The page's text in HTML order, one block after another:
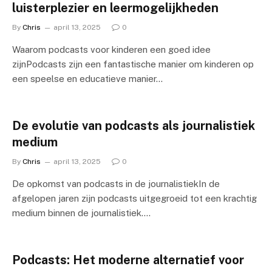
luisterplezier en leermogelijkheden
By Chris april 13, 2025 0
Waarom podcasts voor kinderen een goed idee
zijnPodcasts zijn een fantastische manier om kinderen op
een speelse en educatieve manier…
De evolutie van podcasts als journalistiek
medium
By Chris april 13, 2025 0
De opkomst van podcasts in de journalistiekIn de
afgelopen jaren zijn podcasts uitgegroeid tot een krachtig
medium binnen de journalistiek.…
Podcasts: Het moderne alternatief voor